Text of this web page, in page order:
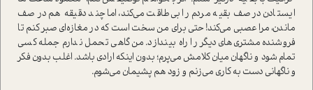
ایستادن در صف بقیه مردم را بی‌طاقت می‌کند، اما چند دقیقه هم در صف
ماندن، مرا عصبی می‌کند! حتی برای من سخت است ‌که در مغازه‌ای صبر کنم تا
فروشنده مشتری‌های دیگر را راه بیندازد. من گاهی تحمل ندارم جمله کسی
تمام شود و ناگهان میان کلامش می‌پرم؛ بدون اینکه ارادی باشد. اغلب بدون فکر
و ناگهانی دست به کاری می‌زنم و زود هم پشیمان می‌شوم.